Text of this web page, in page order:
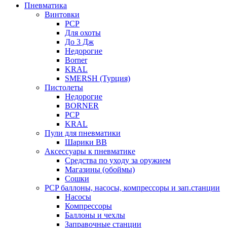
Пневматика
Винтовки
PCP
Для охоты
До 3 Дж
Недорогие
Borner
KRAL
SMERSH (Турция)
Пистолеты
Недорогие
BORNER
PCP
KRAL
Пули для пневматики
Шарики BB
Аксессуары к пневматике
Средства по уходу за оружием
Магазины (обоймы)
Сошки
PCP баллоны, насосы, компрессоры и зап.станции
Насосы
Компрессоры
Баллоны и чехлы
Заправочные станции